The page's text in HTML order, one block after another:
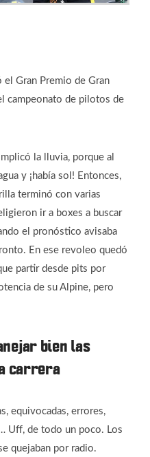
el Gran Premio de Gran
campeonato de pilotos de
la lluvia, porque al
y ¡había sol! Entonces,
terminó con varias
ir a boxes a buscar
el pronóstico avisaba
En ese revoleo quedó
partir desde pits por
de su Alpine, pero
bien las
carrera
equivocadas, errores,
Uff, de todo un poco. Los
quejaban por radio.